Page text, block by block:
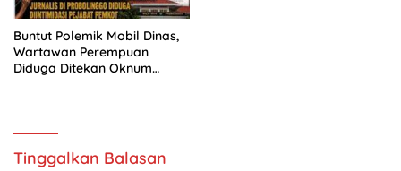
Buntut Polemik Mobil Dinas,
Wartawan Perempuan
Diduga Ditekan Oknum
Tinggalkan Balasan